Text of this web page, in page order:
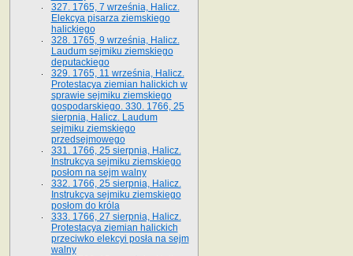
327. 1765, 7 września, Halicz.
Elekcya pisarza ziemskiego
halickiego
328. 1765, 9 września, Halicz.
Laudum sejmiku ziemskiego
deputackiego
329. 1765, 11 września, Halicz.
Protestacya ziemian halickich w
sprawie sejmiku ziemskiego
gospodarskiego. 330. 1766, 25
sierpnia, Halicz. Laudum
sejmiku ziemskiego
przedsejmowego
331. 1766, 25 sierpnia, Halicz.
Instrukcya sejmiku ziemskiego
posłom na sejm walny
332. 1766, 25 sierpnia, Halicz.
Instrukcya sejmiku ziemskiego
posłom do króla
333. 1766, 27 sierpnia, Halicz.
Protestacya ziemian halickich
przeciwko elekcyi posła na sejm
walny